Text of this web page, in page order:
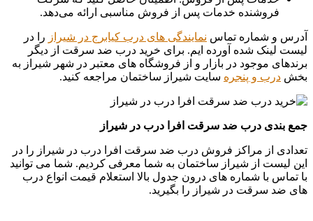
فروشنده خدمات پس از فروش مناسبی ارائه می‌دهد.
آدرس و شماره تماس نمایندگی های درب کیابرج در شیراز را در
لیست لینک شده آورده ایم. برای خرید درب ضد سرقت از دیگر
برندهای موجود در بازار و از فروشگاه های معتبر در شهر شیراز به
بخش درب و پنجره سایت شیراز ساختمان مراجعه کنید.
جمع بندی درب ضد سرقت افرا درب در شیراز
تعدادی از مراکز فروش درب ضد سرقت افرا درب در شیراز را در
این لیست از شیراز ساختمان به شما معرفی کردیم. شما می توانید
با تماس با شماره های درون جدول بالا استعلام قیمت انواع درب
های ضد سرقت در شیراز را بگیرید.